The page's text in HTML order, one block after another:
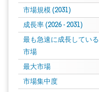
市場規模 (2031)
成長率 (2026 - 2031)
最も急速に成長している
市場
最大市場
市場集中度